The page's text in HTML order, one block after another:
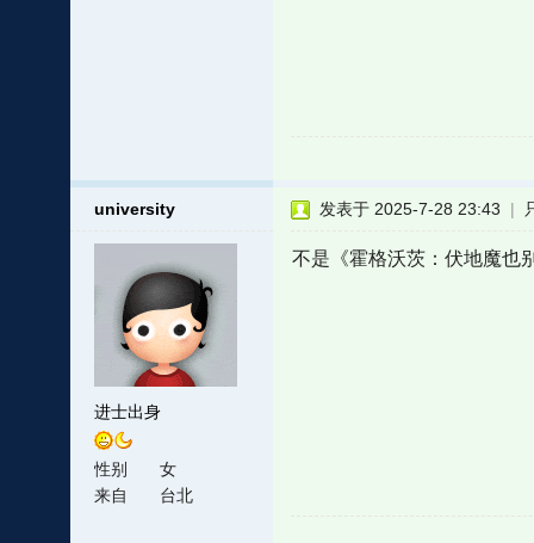
university
进士出身
性别
女
来自
台北
发表于 2025-7-28 23:43 |
不是《霍格沃茨：伏地魔也